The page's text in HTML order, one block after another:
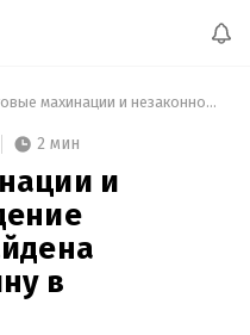
Налоговые махинации и незаконное владение оружием: сын Байдена признал свою вину в преступлениях
2 мин
и
в